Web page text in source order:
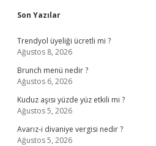
Sidebar
Son Yazılar
Trendyol üyeliği ücretli mi ?
Ağustos 8, 2026
Brunch menü nedir ?
Ağustos 6, 2026
Kuduz aşısı yüzde yüz etkili mi ?
Ağustos 5, 2026
Avarız-i divaniye vergisi nedir ?
Ağustos 5, 2026